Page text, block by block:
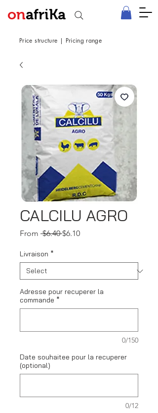
onafriKa
Price structure | Pricing range
CALCILU AGRO
From $6.40 Regular
$6.10Sale
Livraison *
Adresse pour recuperer la
commande *
0/150
Date souhaitee pour la recuperer
(optional)
0/12